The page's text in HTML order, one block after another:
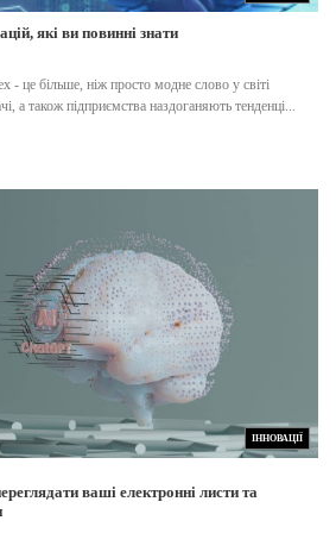
які ви повинні знати
- це більше, ніж просто модне слово у світі
а також підприємства наздоганяють тенденці...
ІННОВАЦІЇ
ваші електронні листи та